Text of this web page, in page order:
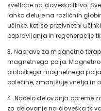
svetlobe na človeško tkivo.
lahko deluje na različnih
učinke, kot so protivnetni
popravljanja in regeneracije
3. Naprave za magnetno
magnetnega polja.
biološkega magnetnega
bolečine, zmanjšuje vnetja in
4. Načelo delovanja opreme
za delovanje na človeška